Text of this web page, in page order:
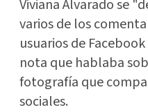
Viviana Alvarado se
varios de los
usuarios de
nota que hablaba
fotografía que
sociales.